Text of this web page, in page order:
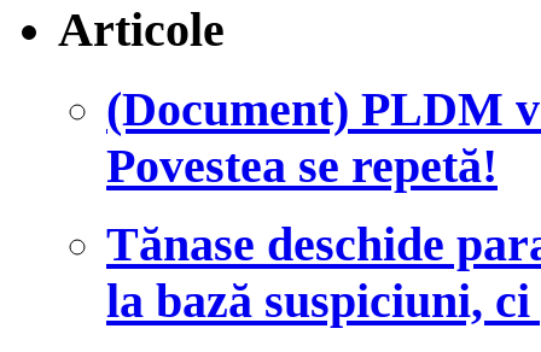
Articole
(Document) PLDM
Povestea se repetă!
Tănase deschide
la bază suspiciuni,